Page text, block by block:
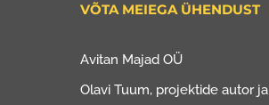
VÕTA MEIEGA ÜHENDUST
Avitan Majad OÜ
Olavi Tuum, projektide autor ja